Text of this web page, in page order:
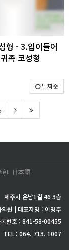
형 - 3.입이들어
족 코성형
날짜순
日本語
제주시 은남1길 46 3층
원 | 대표자명 : 이명주
록번호 : 841-58-00455
TEL : 064. 713. 1007